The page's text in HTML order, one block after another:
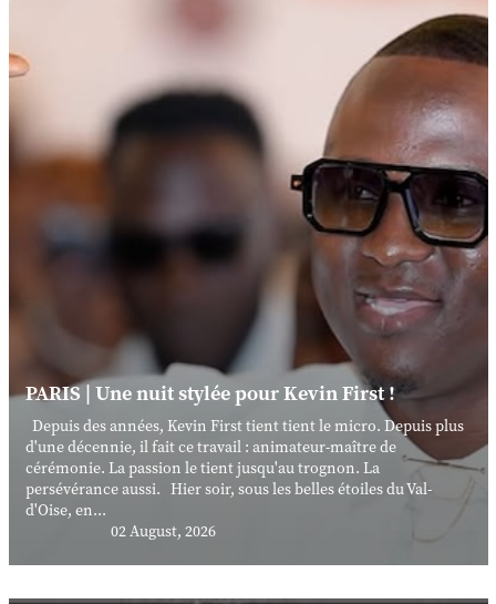
PARIS | Une nuit stylée pour Kevin First !
Depuis des années, Kevin First tient tient le micro. Depuis plus
d'une décennie, il fait ce travail : animateur-maître de
cérémonie. La passion le tient jusqu'au trognon. La
persévérance aussi. Hier soir, sous les belles étoiles du Val-
d'Oise, en...
02 August, 2026